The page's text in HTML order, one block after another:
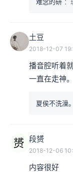
土豆
2018-12-07
播音腔听着
一直在走神。
夏侯不洗澡。
段赟
2018-12-06
内容很好